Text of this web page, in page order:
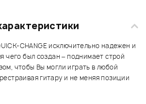
CHANGE исключительно надежен и
чего был создан – поднимает строй
чтобы Вы могли играть в любой
гитару и не меняя позиции